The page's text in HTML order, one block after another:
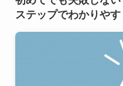
ステップでわかりや